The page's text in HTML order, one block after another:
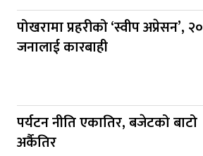
पोखरामा प्रहरीको ‘स्वीप अप्रेसन’, २०
जनालाई कारबाही
पर्यटन नीति एकातिर, बजेटको बाटो
अर्कैतिर